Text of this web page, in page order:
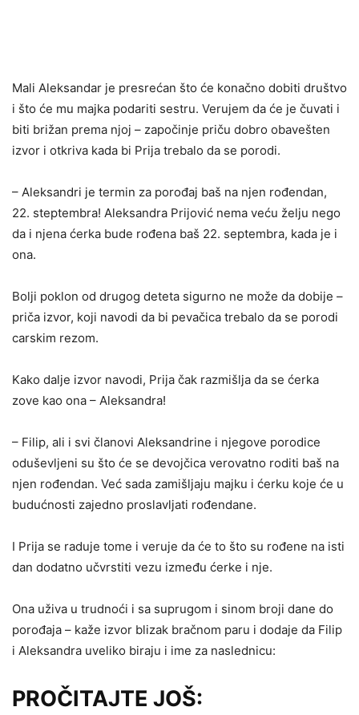
Mali Aleksandar je presrećan što će konačno dobiti društvo
i što će mu majka podariti sestru. Verujem da će je čuvati i
biti brižan prema njoj – započinje priču dobro obavešten
izvor i otkriva kada bi Prija trebalo da se porodi.
– Aleksandri je termin za porođaj baš na njen rođendan,
22. steptembra! Aleksandra Prijović nema veću želju nego
da i njena ćerka bude rođena baš 22. septembra, kada je i
ona.
Bolji poklon od drugog deteta sigurno ne može da dobije –
priča izvor, koji navodi da bi pevačica trebalo da se porodi
carskim rezom.
Kako dalje izvor navodi, Prija čak razmišlja da se ćerka
zove kao ona – Aleksandra!
– Filip, ali i svi članovi Aleksandrine i njegove porodice
oduševljeni su što će se devojčica verovatno roditi baš na
njen rođendan. Već sada zamišljaju majku i ćerku koje će u
budućnosti zajedno proslavljati rođendane.
I Prija se raduje tome i veruje da će to što su rođene na isti
dan dodatno učvrstiti vezu između ćerke i nje.
Ona uživa u trudnoći i sa suprugom i sinom broji dane do
porođaja – kaže izvor blizak bračnom paru i dodaje da Filip
i Aleksandra uveliko biraju i ime za naslednicu:
PROČITAJTE JOŠ: